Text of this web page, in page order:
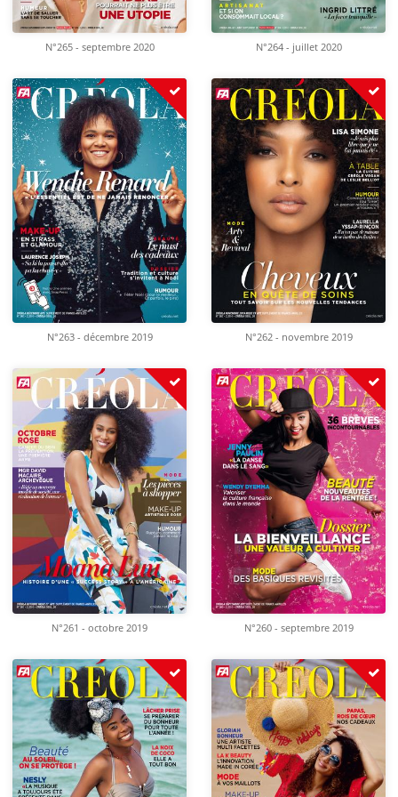
N°265 - septembre 2020 N°264 - juillet 2020
N°263 - décembre 2019 N°262 - novembre 2019
N°261 - octobre 2019 N°260 - septembre 2019